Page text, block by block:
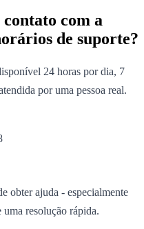
com a
de suporte?
24 horas por dia, 7
por uma pessoa real.
obter ajuda - especialmente
resolução rápida.